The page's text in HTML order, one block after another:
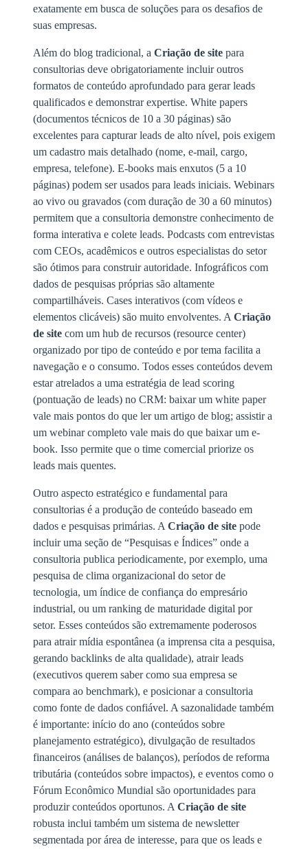
exatamente em busca de soluções para os desafios de
suas empresas.
Além do blog tradicional, a Criação de site para
consultorias deve obrigatoriamente incluir outros
formatos de conteúdo aprofundado para gerar leads
qualificados e demonstrar expertise. White papers
(documentos técnicos de 10 a 30 páginas) são
excelentes para capturar leads de alto nível, pois exigem
um cadastro mais detalhado (nome, e-mail, cargo,
empresa, telefone). E-books mais enxutos (5 a 10
páginas) podem ser usados para leads iniciais. Webinars
ao vivo ou gravados (com duração de 30 a 60 minutos)
permitem que a consultoria demonstre conhecimento de
forma interativa e colete leads. Podcasts com entrevistas
com CEOs, acadêmicos e outros especialistas do setor
são ótimos para construir autoridade. Infográficos com
dados de pesquisas próprias são altamente
compartilháveis. Cases interativos (com vídeos e
elementos clicáveis) são muito envolventes. A Criação
de site com um hub de recursos (resource center)
organizado por tipo de conteúdo e por tema facilita a
navegação e o consumo. Todos esses conteúdos devem
estar atrelados a uma estratégia de lead scoring
(pontuação de leads) no CRM: baixar um white paper
vale mais pontos do que ler um artigo de blog; assistir a
um webinar completo vale mais do que baixar um e-
book. Isso permite que o time comercial priorize os
leads mais quentes.
Outro aspecto estratégico e fundamental para
consultorias é a produção de conteúdo baseado em
dados e pesquisas primárias. A Criação de site pode
incluir uma seção de “Pesquisas e Índices” onde a
consultoria publica periodicamente, por exemplo, uma
pesquisa de clima organizacional do setor de
tecnologia, um índice de confiança do empresário
industrial, ou um ranking de maturidade digital por
setor. Esses conteúdos são extremamente poderosos
para atrair mídia espontânea (a imprensa cita a pesquisa,
gerando backlinks de alta qualidade), atrair leads
(executivos querem saber como sua empresa se
compara ao benchmark), e posicionar a consultoria
como fonte de dados confiável. A sazonalidade também
é importante: início do ano (conteúdos sobre
planejamento estratégico), divulgação de resultados
financeiros (análises de balanços), períodos de reforma
tributária (conteúdos sobre impactos), e eventos como o
Fórum Econômico Mundial são oportunidades para
produzir conteúdos oportunos. A Criação de site
robusta inclui também um sistema de newsletter
segmentada por área de interesse, para que os leads e